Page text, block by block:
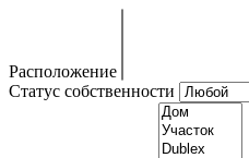
Расположение
Статус собственности